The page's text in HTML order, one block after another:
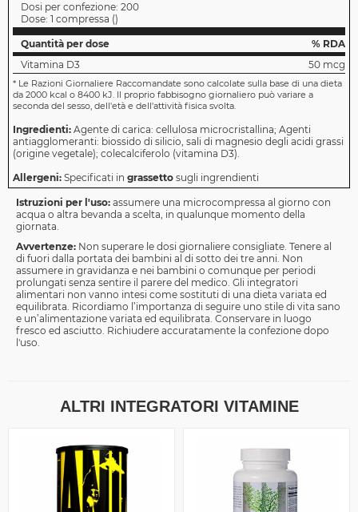
Dosi per confezione: 200
Dose: 1 compressa ()
Quantità per dose
% RDA
Vitamina D3
50 mcg
* Le Razioni Giornaliere Raccomandate sono calcolate sulla base di una dieta
da 2000 kcal o 8400 kJ. Il proprio fabbisogno giornaliero può variare a
seconda del sesso, dell'età e dell'attività fisica svolta.
Ingredienti: Agente di carica: cellulosa microcristallina; Agenti
antiagglomeranti: biossido di silicio, sali di magnesio degli acidi grassi
(origine vegetale); colecalciferolo (vitamina D3).
Allergeni: Specificati in grassetto sugli ingrendienti
Istruzioni per l'uso: assumere una microcompressa al giorno con
acqua o altra bevanda a scelta, in qualunque momento della
giornata.
Avvertenze: Non superare le dosi giornaliere consigliate. Tenere al
di fuori dalla portata dei bambini al di sotto dei tre anni. Non
assumere in gravidanza e nei bambini o comunque per periodi
prolungati senza sentire il parere del medico. Gli integratori
alimentari non vanno intesi come sostituti di una dieta variata ed
equilibrata. Ricordiamo l’importanza di seguire uno stile di vita sano
e un’alimentazione variata ed equilibrata. Conservare in luogo
fresco ed asciutto. Richiudere accuratamente la confezione dopo
l'uso.
ALTRI INTEGRATORI VITAMINE